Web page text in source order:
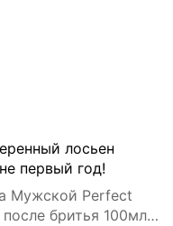
лосьен
первый год!
Мужской Perfect
бритья 100мл,